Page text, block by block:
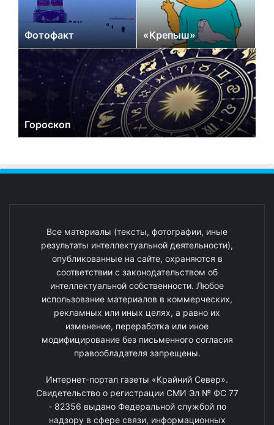
Фотофакт «Крепыш»
Гороскоп
Все материалы (тексты, фотографии, иные
результаты интеллектуальной деятельности),
опубликованные на сайте, охраняются в
соответствии с законодательством об
интеллектуальной собственности. Любое
использование материалов в коммерческих,
рекламных или иных целях, а равно их
изменение, переработка или иное
модифицирование без письменного согласия
правообладателя запрещены.
Интернет-портал газеты «Крайний Север».
Свидетельство о регистрации СМИ Эл № ФС 77
- 82356 выдано Федеральной службой по
надзору в сфере связи, информационных